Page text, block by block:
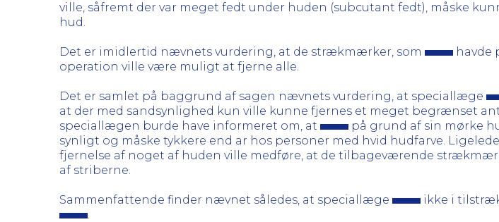
ville, såfremt der var meget fedt under huden (subcutant fedt), måske
hud.
Det er imidlertid nævnets vurdering, at de strækmærker, som
havde
operation ville være muligt at fjerne alle.
Det er samlet på baggrund af sagen nævnets vurdering, at speciallæge
at der med sandsynlighed kun ville kunne fjernes et meget begrænset
speciallægen burde have informeret om, at
på grund af sin mørke
synligt og måske tykkere end ar hos personer med hvid hudfarve.
fjernelse af noget af huden ville medføre, at de tilbageværende
af striberne.
Sammenfattende finder nævnet således, at speciallæge
ikke i
.